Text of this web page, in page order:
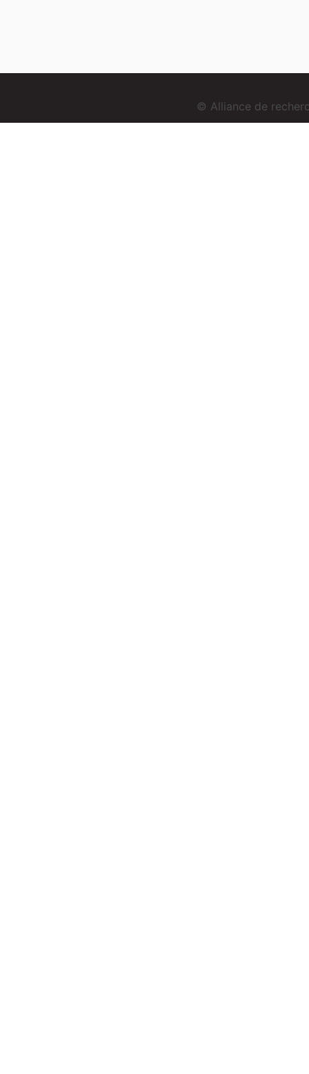
© Alliance de